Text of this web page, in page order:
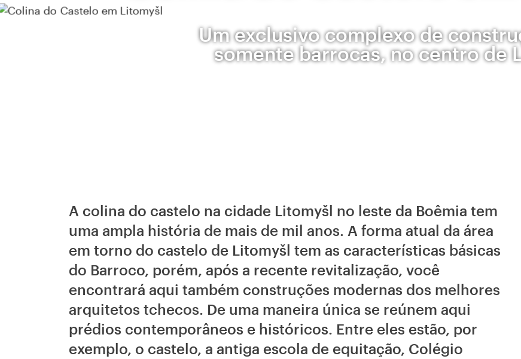
Um exclusivo complexo de
somente barrocas, no centro de
A colina do castelo na cidade Litomyšl no leste da Boêmia tem
uma ampla história de mais de mil anos. A forma atual da área
em torno do castelo de Litomyšl tem as características básicas
do Barroco, porém, após a recente revitalização, você
encontrará aqui também construções modernas dos melhores
arquitetos tchecos. De uma maneira única se reúnem aqui
prédios contemporâneos e históricos. Entre eles estão, por
exemplo, o castelo, a antiga escola de equitação, Colégio